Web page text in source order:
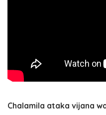
Chalamila ataka vijana